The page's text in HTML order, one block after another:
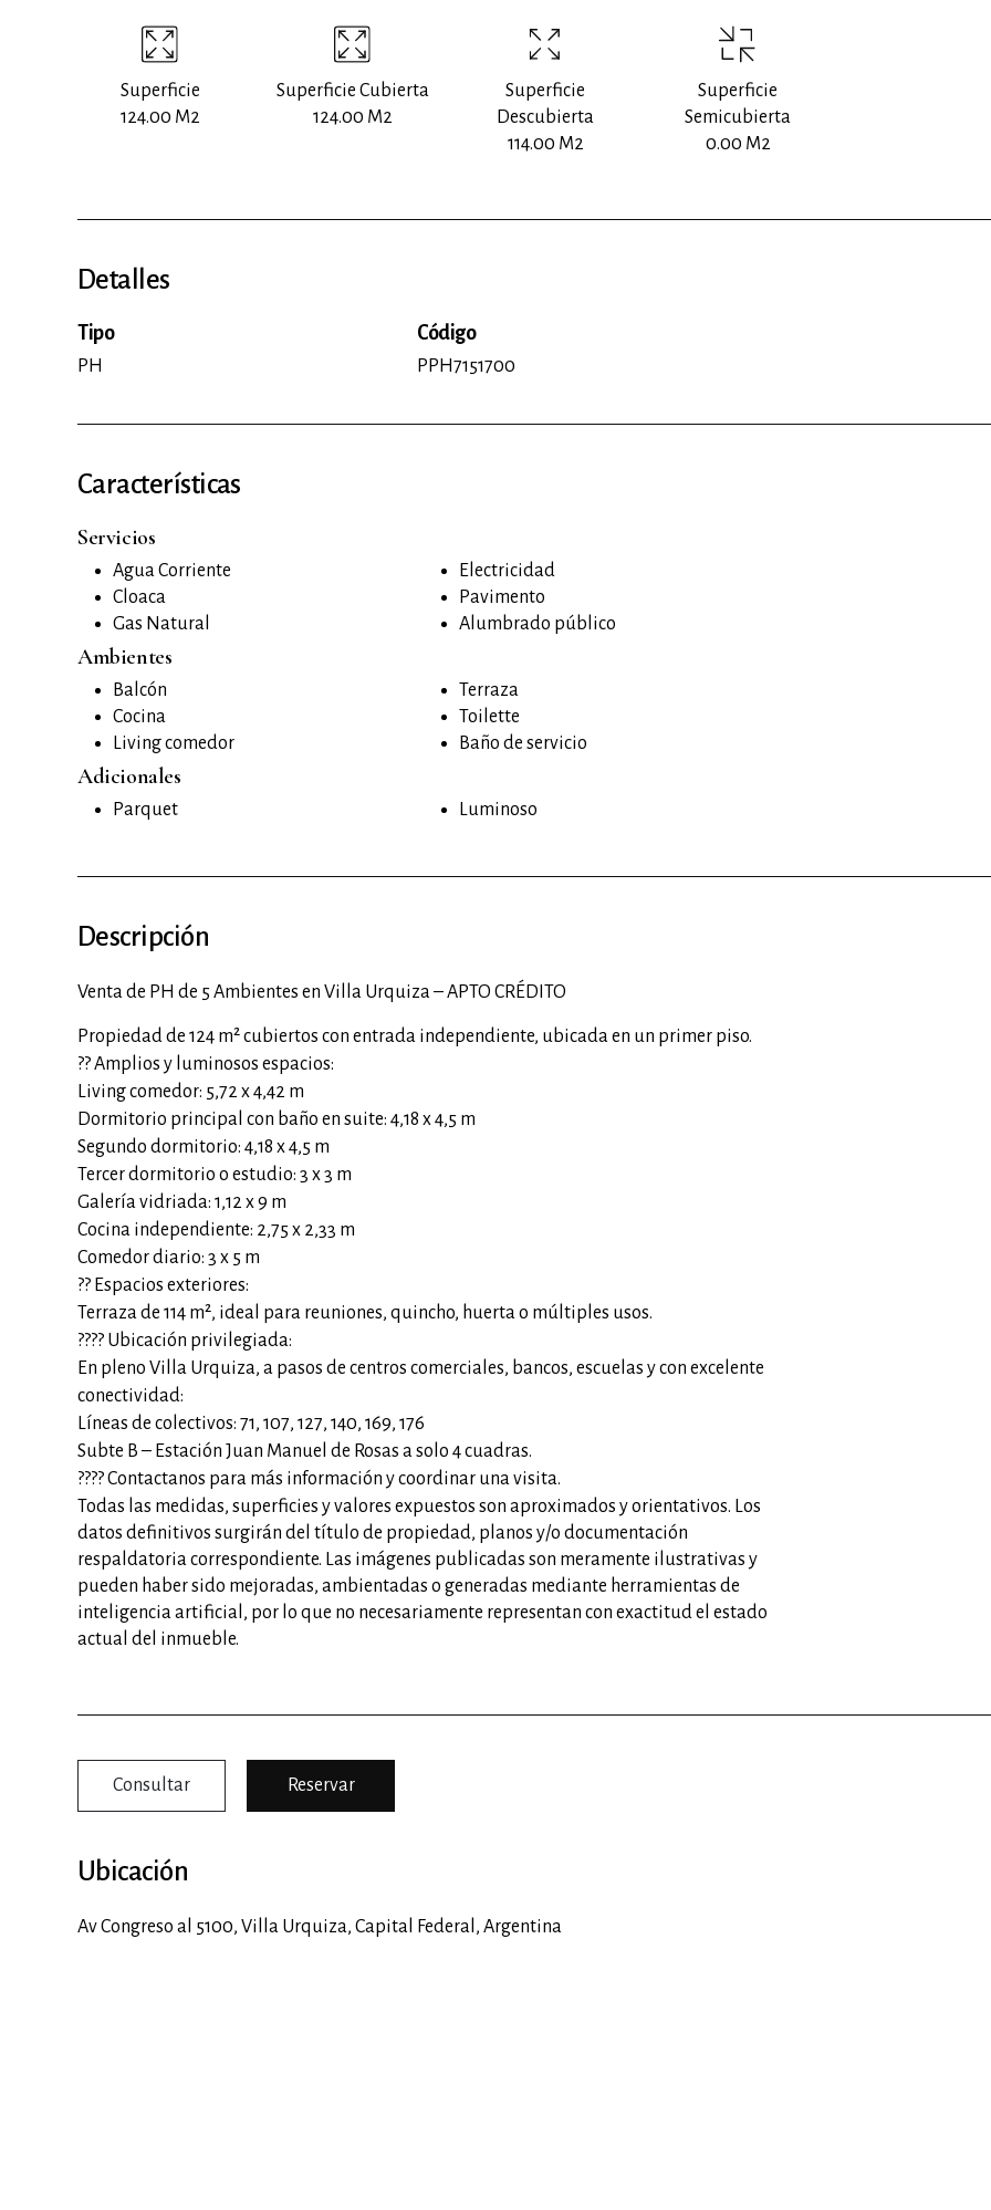
Superficie
124.00 M2
Superficie Cubierta
124.00 M2
Superficie
Descubierta
114.00 M2
Superficie
Semicubierta
0.00 M2
Detalles
Tipo
PH
Código
PPH7151700
Características
Servicios
Agua Corriente
Cloaca
Gas Natural
Electricidad
Pavimento
Alumbrado público
Ambientes
Balcón
Cocina
Living comedor
Terraza
Toilette
Baño de servicio
Adicionales
Parquet Luminoso
Descripción
Venta de PH de 5 Ambientes en Villa Urquiza – APTO CRÉDITO
Propiedad de 124 m² cubiertos con entrada independiente, ubicada en un primer piso.
?? Amplios y luminosos espacios:
Living comedor: 5,72 x 4,42 m
Dormitorio principal con baño en suite: 4,18 x 4,5 m
Segundo dormitorio: 4,18 x 4,5 m
Tercer dormitorio o estudio: 3 x 3 m
Galería vidriada: 1,12 x 9 m
Cocina independiente: 2,75 x 2,33 m
Comedor diario: 3 x 5 m
?? Espacios exteriores:
Terraza de 114 m², ideal para reuniones, quincho, huerta o múltiples usos.
???? Ubicación privilegiada:
En pleno Villa Urquiza, a pasos de centros comerciales, bancos, escuelas y con excelente
conectividad:
Líneas de colectivos: 71, 107, 127, 140, 169, 176
Subte B – Estación Juan Manuel de Rosas a solo 4 cuadras.
???? Contactanos para más información y coordinar una visita.
Todas las medidas, superficies y valores expuestos son aproximados y orientativos. Los
datos definitivos surgirán del título de propiedad, planos y/o documentación
respaldatoria correspondiente. Las imágenes publicadas son meramente ilustrativas y
pueden haber sido mejoradas, ambientadas o generadas mediante herramientas de
inteligencia artificial, por lo que no necesariamente representan con exactitud el estado
actual del inmueble.
Consultar Reservar
Ubicación
Av Congreso al 5100, Villa Urquiza, Capital Federal , Argentina